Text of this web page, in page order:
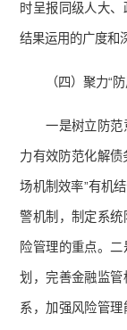
时呈报同级人大
结果运用的广度和
（四）聚力“
一是树立防范
力有效防范化解债
场机制效率”有机
警机制，制定系
险管理的重点。
划，完善金融监
系，加强风险管